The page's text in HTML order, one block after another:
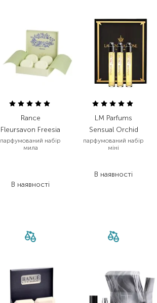
Rance
Fleursavon Freesia
парфумований набір
мила
В наявності
LM Parfums
Sensual Orchid
парфумований набір
міні
В наявності